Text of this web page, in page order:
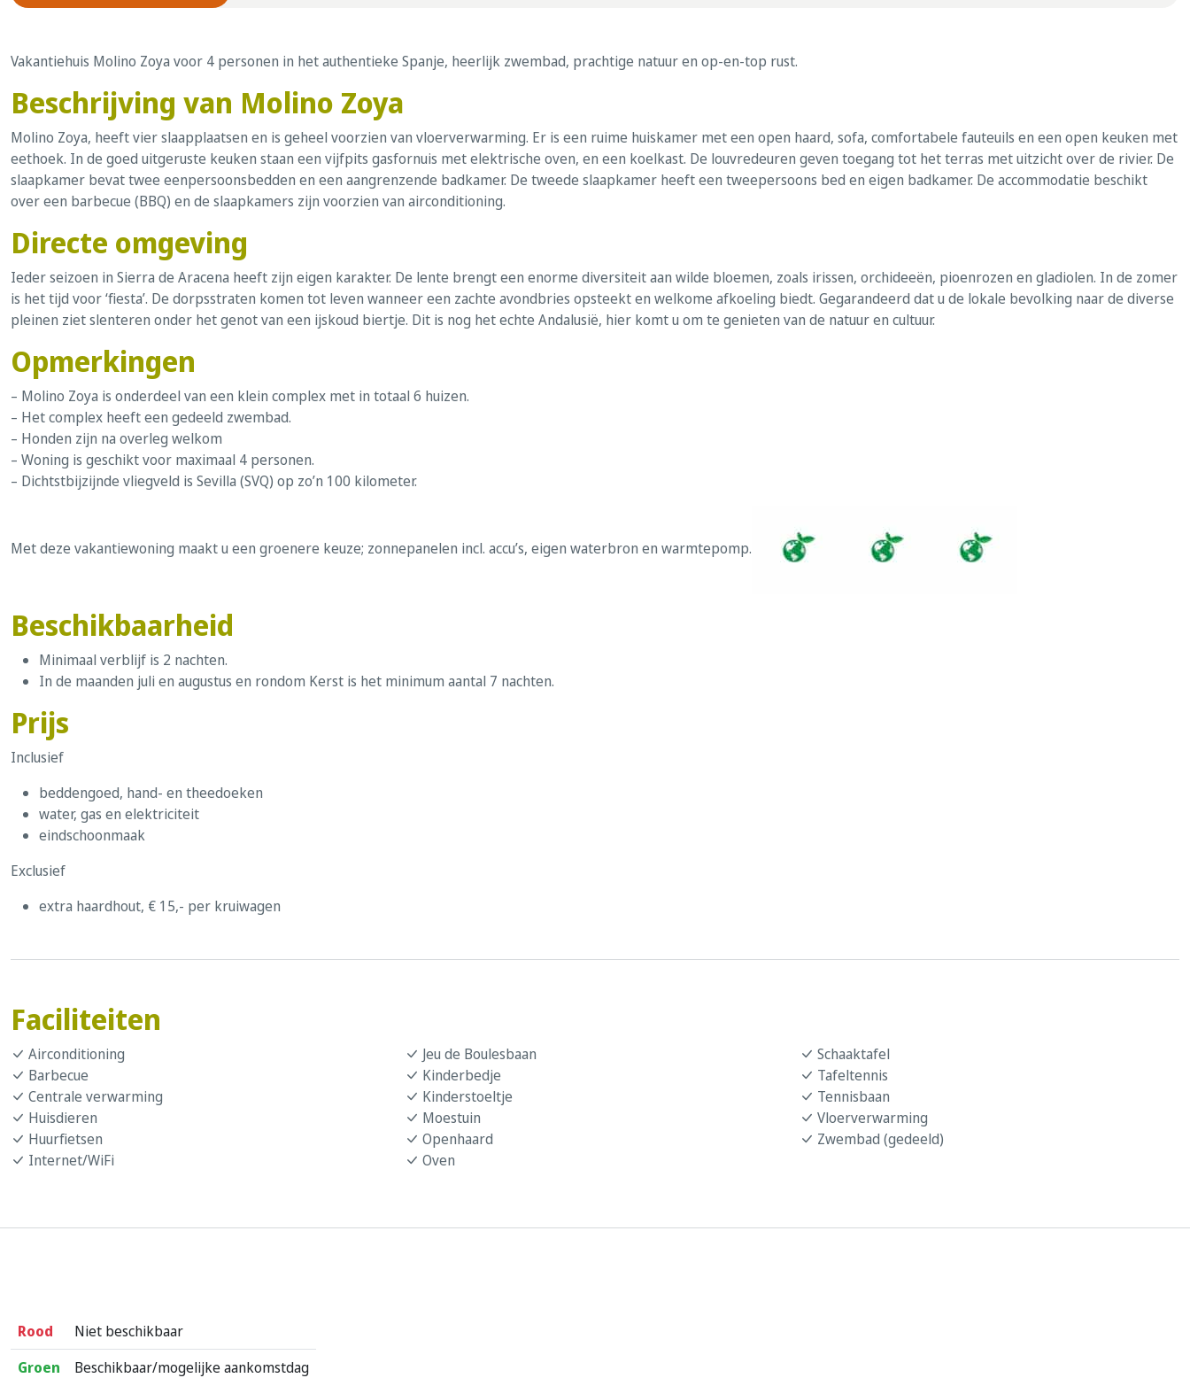
Vakantiehuis Molino Zoya voor 4 personen in het authentieke Spanje, heerlijk zwembad, prachtige natuur en op-en-top rust.
Beschrijving van Molino Zoya
Molino Zoya, heeft vier slaapplaatsen en is geheel voorzien van vloerverwarming. Er is een ruime huiskamer met een open haard, sofa, comfortabele fauteuils en een open keuken met
eethoek. In de goed uitgeruste keuken staan een vijfpits gasfornuis met elektrische oven, en een koelkast. De louvredeuren geven toegang tot het terras met uitzicht over de rivier. De
slaapkamer bevat twee eenpersoonsbedden en een aangrenzende badkamer. De tweede slaapkamer heeft een tweepersoons bed en eigen badkamer. De accommodatie beschikt
over een barbecue (BBQ) en de slaapkamers zijn voorzien van airconditioning.
Directe omgeving
Ieder seizoen in Sierra de Aracena heeft zijn eigen karakter. De lente brengt een enorme diversiteit aan wilde bloemen, zoals irissen, orchideeën, pioenrozen en gladiolen. In de zomer
is het tijd voor ‘fiesta’. De dorpsstraten komen tot leven wanneer een zachte avondbries opsteekt en welkome afkoeling biedt. Gegarandeerd dat u de lokale bevolking naar de diverse
pleinen ziet slenteren onder het genot van een ijskoud biertje. Dit is nog het echte Andalusië, hier komt u om te genieten van de natuur en cultuur.
Opmerkingen
– Molino Zoya is onderdeel van een klein complex met in totaal 6 huizen.
– Het complex heeft een gedeeld zwembad.
– Honden zijn na overleg welkom
– Woning is geschikt voor maximaal 4 personen.
– Dichtstbijzijnde vliegveld is Sevilla (SVQ) op zo’n 100 kilometer.
Met deze vakantiewoning maakt u een groenere keuze; zonnepanelen incl. accu’s, eigen waterbron en warmtepomp.
Beschikbaarheid
Minimaal verblijf is 2 nachten.
In de maanden juli en augustus en rondom Kerst is het minimum aantal 7 nachten.
Prijs
Inclusief
beddengoed, hand- en theedoeken
water, gas en elektriciteit
eindschoonmaak
Exclusief
extra haardhout, € 15,- per kruiwagen
Faciliteiten
Airconditioning
Barbecue
Centrale verwarming
Huisdieren
Huurfietsen
Internet/WiFi
Jeu de Boulesbaan
Kinderbedje
Kinderstoeltje
Moestuin
Openhaard
Oven
Schaaktafel
Tafeltennis
Tennisbaan
Vloerverwarming
Zwembad (gedeeld)
Rood
Niet beschikbaar
Groen
Beschikbaar/mogelijke aankomstdag